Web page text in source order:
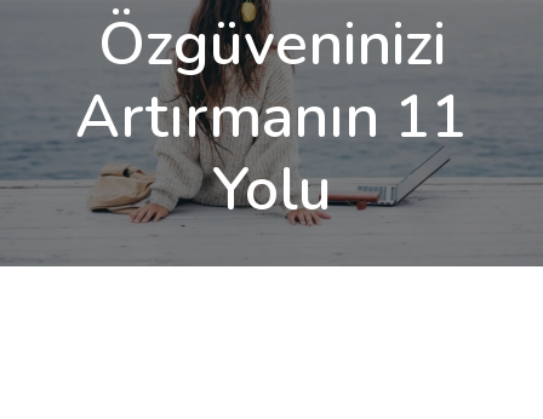
Özgüveninizi
Artırmanın 11
Yolu